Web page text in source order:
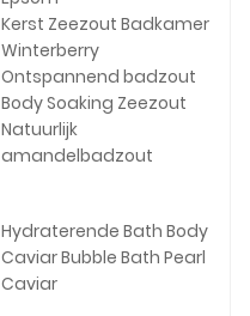
Kerst Zeezout Badkamer
Winterberry
Ontspannend badzout
Body Soaking Zeezout
Natuurlijk
amandelbadzout
Hydraterende Bath Body
Caviar Bubble Bath Pearl
Caviar